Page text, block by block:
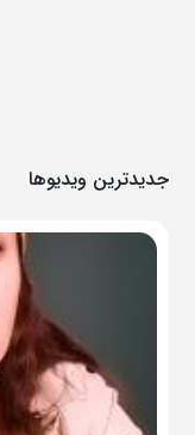
جدیدترین ویدیوها